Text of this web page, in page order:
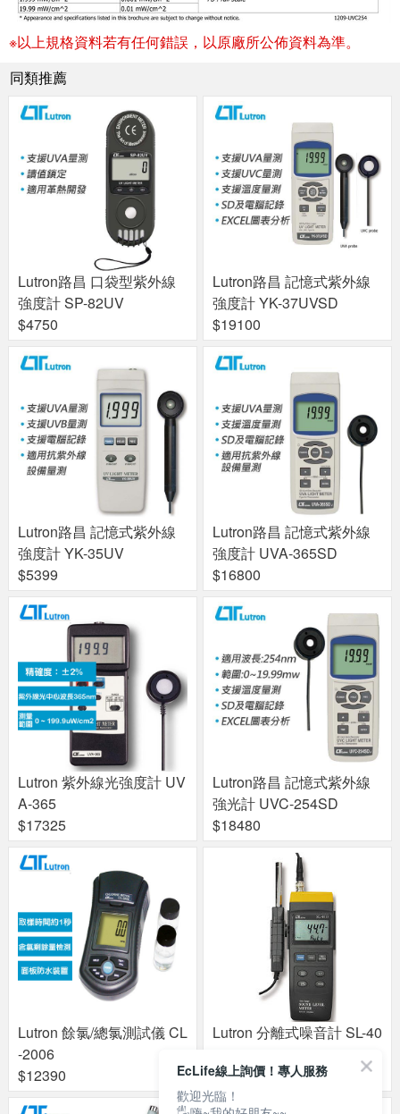
※以上規格資料若有任何錯誤，以原廠所公佈資料為準。
同類推薦
Lutron路昌 口袋型紫外線
強度計 SP-82UV
$4750
Lutron路昌 記憶式紫外線
強度計 YK-37UVSD
$19100
Lutron路昌 記憶式紫外線
強度計 YK-35UV
$5399
Lutron路昌 記憶式紫外線
強度計 UVA-365SD
$16800
Lutron 紫外線光強度計 UV
A-365
$17325
Lutron路昌 記憶式紫外線
強光計 UVC-254SD
$18480
Lutron 餘氯/總氯測試儀 CL
-2006
$12390
Lutron 分離式噪音計 SL-40
$5775
EcLife線上詢價！專人服務
歡迎光臨！